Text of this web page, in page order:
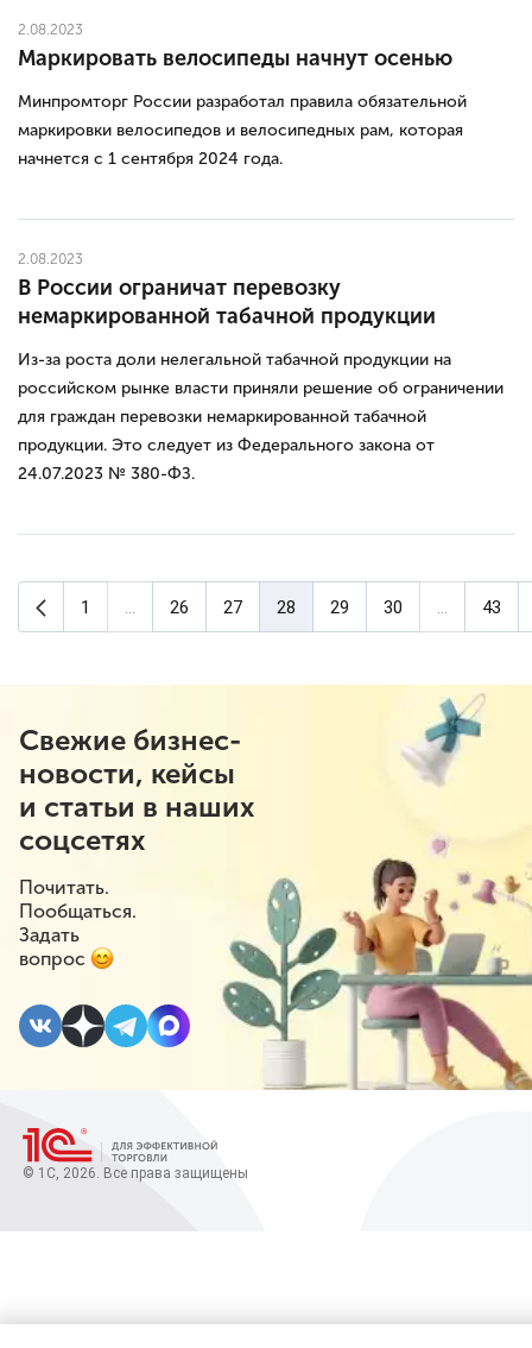
2.08.2023
Маркировать велосипеды начнут осенью
Минпромторг России разработал правила обязательной
маркировки велосипедов и велосипедных рам, которая
начнется с 1 сентября 2024 года.
2.08.2023
В России ограничат перевозку
немаркированной табачной продукции
Из-за роста доли нелегальной табачной продукции на
российском рынке власти приняли решение об ограничении
для граждан перевозки немаркированной табачной
продукции. Это следует из Федерального закона от
24.07.2023 № 380-ФЗ.
Предыдущая страница
1 26 27 28 29 30 43
Свежие бизнес-
новости, кейсы
и статьи в наших
соцсетях
Почитать.
Пообщаться.
Задать
вопрос
© 1С, 2026. Все права защищены